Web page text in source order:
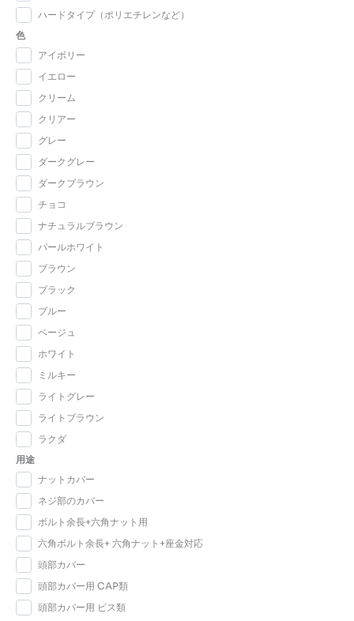
ハードタイプ（ポリエチレンなど）
色
アイボリー
イエロー
クリーム
クリアー
グレー
ダークグレー
ダークブラウン
チョコ
ナチュラルブラウン
パールホワイト
ブラウン
ブラック
ブルー
ベージュ
ホワイト
ミルキー
ライトグレー
ライトブラウン
ラクダ
用途
ナットカバー
ネジ部のカバー
ボルト余長+六角ナット用
六角ボルト余長+ 六角ナット+座金対応
頭部カバー
頭部カバー用 CAP類
頭部カバー用 ビス類